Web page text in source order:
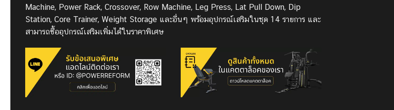
Machine, Power Rack, Crossover, Row Machine, Leg Press, Lat Pull Down, Dip
Station, Core Trainer, Weight Storage และอื่นๆ พร้อมอุปกรณ์เสริมในชุด 14 รายการ และ
สามารถซื้ออุปกรณ์เสริมเพิ่มได้ในราคาพิเศษ